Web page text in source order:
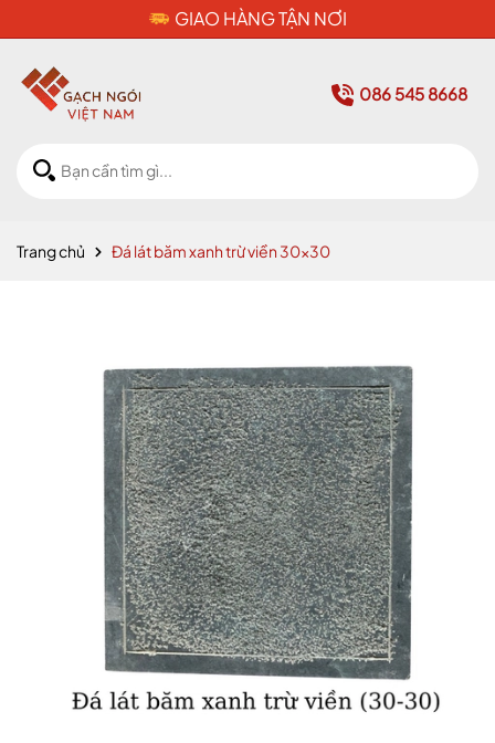
CAM KẾT HÀNG CHÍNH HÃNG
086 545 8668
Trang chủ Đá lát băm xanh trừ viền 30x30
Mã giảm giá:
Ngày hết hạn:
Điều kiện: